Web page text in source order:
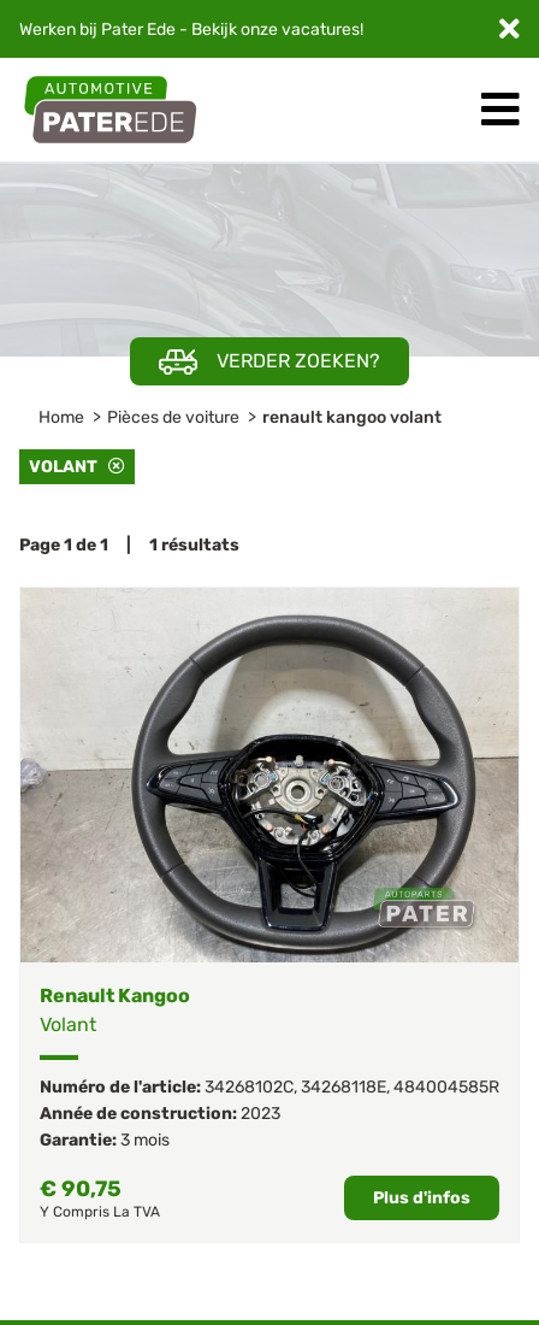
Werken bij Pater Ede - Bekijk onzevacatures!
VERDER ZOEKEN?
Home Pièces de voiture renault kangoo volant
VOLANT
Page 1 de 1 | 1 résultats
Renault Kangoo
Volant
Numéro de l'article:34268102C,34268118E,484004585R
Année de construction:2023
Garantie:3 mois
€90,75
Y Compris La TVA
Plus d'infos